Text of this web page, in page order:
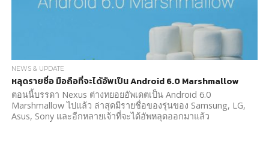
NEWS & UPDATE
หลุดรายชื่อ มือถือที่จะได้อัพเป็น Android 6.0 Marshmallow
ตอนนี้บรรดา Nexus ต่างทยอยอัพเดตเป็น Android 6.0
Marshmallow ไปแล้ว ล่าสุดมีรายชื่อของรุ่นของ Samsung, LG,
Asus, Sony และอีกหลายเจ้าที่จะได้อัพหลุดออกมาแล้ว